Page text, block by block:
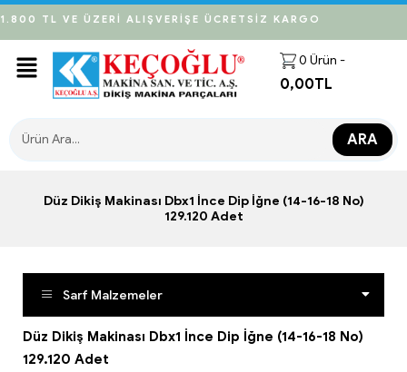
1.800 TL VE ÜZERİ ALIŞVERİŞE ÜCRETSİZ KARGO
0 Ürün -
0,00TL
ARA
Düz Dikiş Makinası Dbx1 İnce Dip İğne (14-16-18 No)
129.120 Adet
Sarf Malzemeler
Düz Dikiş Makinası Dbx1 İnce Dip İğne (14-16-18 No)
129.120 Adet